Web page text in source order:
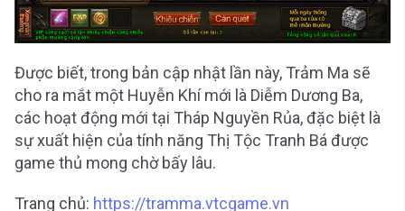
Được biết, trong bản cập nhật lần này, Trảm Ma sẽ
cho ra mắt một Huyễn Khí mới là Diễm Dương Ba,
các hoạt động mới tại Tháp Nguyền Rủa, đặc biệt là
sự xuất hiện của tính năng Thị Tộc Tranh Bá được
game thủ mong chờ bấy lâu.
Trang chủ: https://tramma.vtcgame.vn